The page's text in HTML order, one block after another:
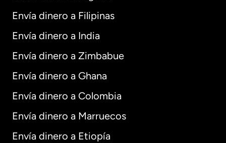
Envía dinero a Filipinas
Envía dinero a India
Envía dinero a Zimbabue
Envía dinero a Ghana
Envía dinero a Colombia
Envía dinero a Marruecos
Envía dinero a Etiopía